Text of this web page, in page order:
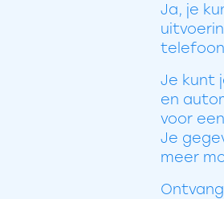
Ja, je
Je kunt
en
voor
Je
meer